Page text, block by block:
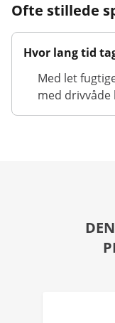
Ofte stillede
Hvor lang tid
Med let
med